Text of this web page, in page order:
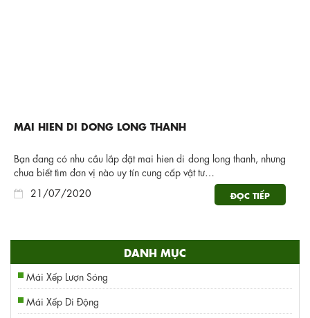
MAI HIEN DI DONG LONG THANH
Bạn đang có nhu cầu lắp đặt mai hien di dong long thanh, nhưng
chưa biết tìm đơn vị nào uy tín cung cấp vật tư…
21/07/2020
ĐỌC TIẾP
DANH MỤC
Mái Xếp Lượn Sóng
Mái Xếp Di Động